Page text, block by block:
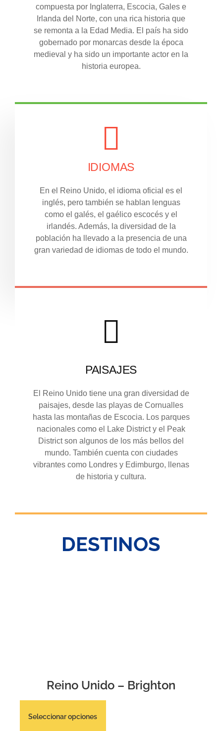
compuesta por Inglaterra, Escocia, Gales e
Irlanda del Norte, con una rica historia que
se remonta a la Edad Media. El país ha sido
gobernado por monarcas desde la época
medieval y ha sido un importante actor en la
historia europea.
IDIOMAS
En el Reino Unido, el idioma oficial es el
inglés, pero también se hablan lenguas
como el galés, el gaélico escocés y el
irlandés. Además, la diversidad de la
población ha llevado a la presencia de una
gran variedad de idiomas de todo el mundo.
PAISAJES
El Reino Unido tiene una gran diversidad de
paisajes, desde las playas de Cornualles
hasta las montañas de Escocia. Los parques
nacionales como el Lake District y el Peak
District son algunos de los más bellos del
mundo. También cuenta con ciudades
vibrantes como Londres y Edimburgo, llenas
de historia y cultura.
DESTINOS
Reino Unido – Brighton
Seleccionar opciones